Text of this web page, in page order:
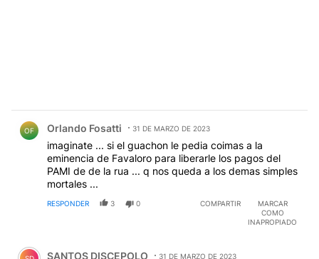
OF Orlando Fosatti 31 DE MARZO DE 2023
imaginate ... si el guachon le pedia coimas a la
eminencia de Favaloro para liberarle los pagos del
PAMI de de la rua ... q nos queda a los demas simples
mortales ...
RESPONDER 3 0 COMPARTIR
MARCAR
COMO
INAPROPIADO
Comentario de SANTOS DISCEPOLO.
SANTOS DISCEPOLO 31 DE MARZO DE 2023